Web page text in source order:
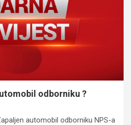
odborniku ?
automobil odborniku NPS-a